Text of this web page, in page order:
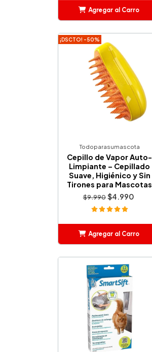
Agregar al Carro
¡DSCTO! -50%
Todoparasumascota
Cepillo de Vapor Auto-
Limpiante – Cepillado
Suave, Higiénico y Sin
Tirones para Mascotas
$9.990 $4.990
Agregar al Carro